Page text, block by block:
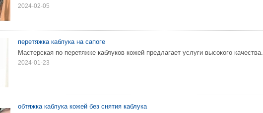
2024-02-05
перетяжка каблука на сапоге
Мастерская по перетяжке каблуков кожей предлагает услуги высокого качества.
2024-01-23
обтяжка каблука кожей без снятия каблука